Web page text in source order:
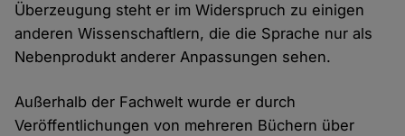
Überzeugung steht er im Widerspruch zu einigen
anderen Wissenschaftlern, die die Sprache nur als
Nebenprodukt anderer Anpassungen sehen.
Außerhalb der Fachwelt wurde er durch
Veröffentlichungen von mehreren Büchern über